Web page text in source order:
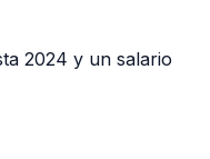
2024 y un salario